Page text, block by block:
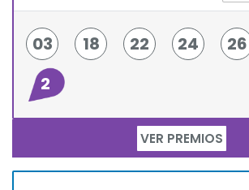
03 18 22 24 26
2
VER PREMIOS